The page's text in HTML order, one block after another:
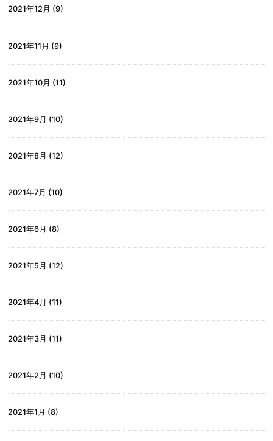
2021年12月 (9)
2021年11月 (9)
2021年10月 (11)
2021年9月 (10)
2021年8月 (12)
2021年7月 (10)
2021年6月 (8)
2021年5月 (12)
2021年4月 (11)
2021年3月 (11)
2021年2月 (10)
2021年1月 (8)